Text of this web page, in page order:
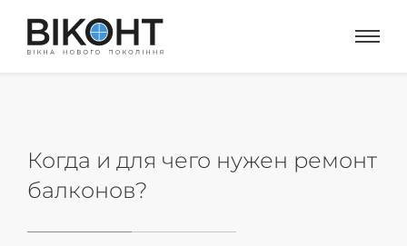
Когда и для чего нужен ремонт
балконов?